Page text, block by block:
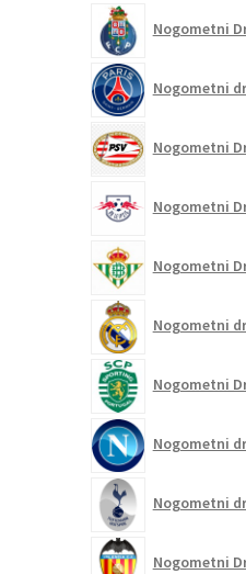
Nogometni
Nogometni
Nogometni
Nogometni
Nogometni
Nogometni
Nogometni
Nogometni
Nogometni
Nogometni